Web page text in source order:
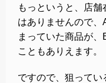
もっというと、店
はありませんので、
まっていた商品が
こともありえます。
ですので、狙って